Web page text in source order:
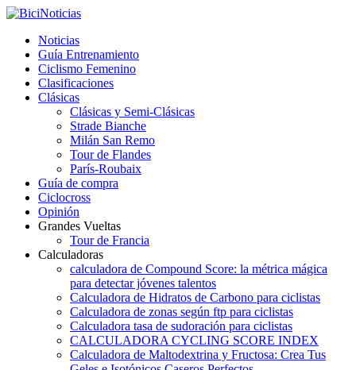
Noticias
Guía Entrenamiento
Ciclismo Femenino
Clasificaciones
Clásicas
Clásicas y Semi-Clásicas
Strade Bianche
Milán San Remo
Tour de Flandes
París-Roubaix
Guía de compra
Ciclocross
Opinión
Grandes Vueltas
Tour de Francia
Calculadoras
calculadora de Compound Score: la métrica mágica
para detectar jóvenes talentos
Calculadora de Hidratos de Carbono para ciclistas
Calculadora de zonas según ftp para ciclistas
Calculadora tasa de sudoración para ciclistas
CALCULADORA CYCLING SCORE INDEX
Calculadora de Maltodextrina y Fructosa: Crea Tus